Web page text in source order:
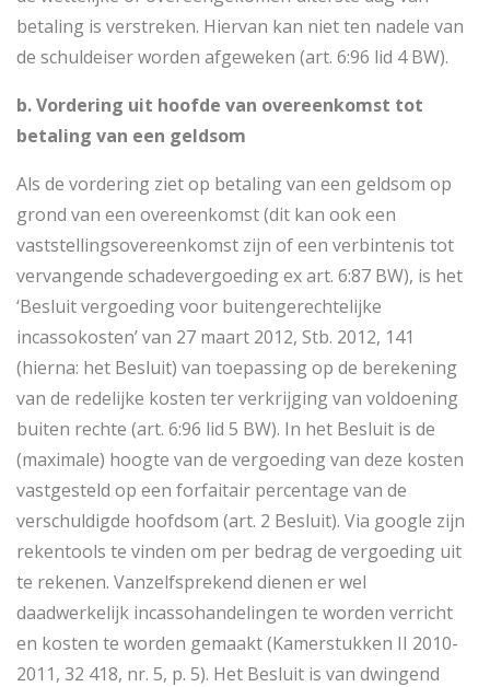
betaling is verstreken. Hiervan kan niet ten nadele van
de schuldeiser worden afgeweken (art. 6:96 lid 4 BW).
b. Vordering uit hoofde van overeenkomst tot
betaling van een geldsom
Als de vordering ziet op betaling van een geldsom op
grond van een overeenkomst (dit kan ook een
vaststellingsovereenkomst zijn of een verbintenis tot
vervangende schadevergoeding ex art. 6:87 BW), is het
‘Besluit vergoeding voor buitengerechtelijke
incassokosten’ van 27 maart 2012, Stb. 2012, 141
(hierna: het Besluit) van toepassing op de berekening
van de redelijke kosten ter verkrijging van voldoening
buiten rechte (art. 6:96 lid 5 BW). In het Besluit is de
(maximale) hoogte van de vergoeding van deze kosten
vastgesteld op een forfaitair percentage van de
verschuldigde hoofdsom (art. 2 Besluit). Via google zijn
rekentools te vinden om per bedrag de vergoeding uit
te rekenen. Vanzelfsprekend dienen er wel
daadwerkelijk incassohandelingen te worden verricht
en kosten te worden gemaakt (Kamerstukken II 2010-
2011, 32 418, nr. 5, p. 5). Het Besluit is van dwingend